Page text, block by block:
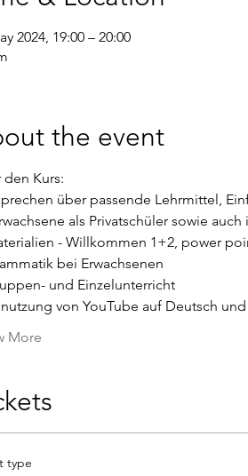
2024, 19:00 – 20:00
the event
den Kurs:
über passende Lehrmittel,
als Privatschüler sowie
- Willkommen 1+2, power
bei Erwachsenen
und Einzelunterricht
von YouTube auf Deutsch
More
type